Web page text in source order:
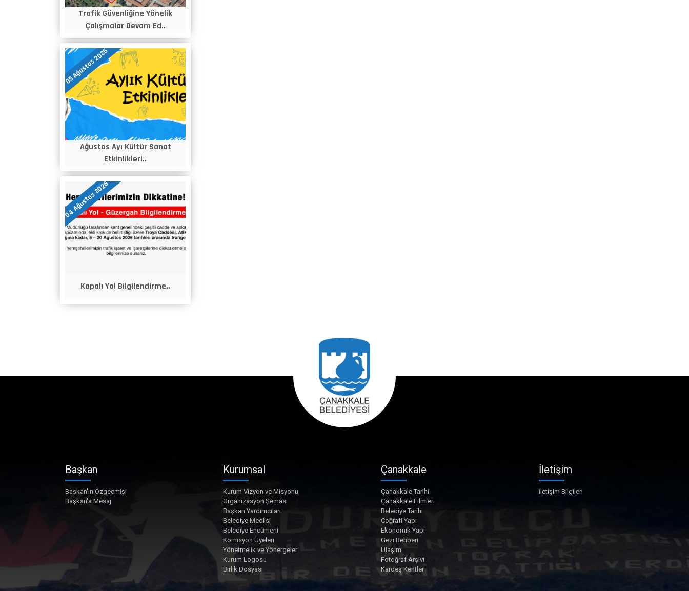
Trafik Güvenliğine Yönelik
Çalışmalar Devam Ed..
05 Ağustos 2026
Ağustos Ayı Kültür Sanat
Etkinlikleri..
04 Ağustos 2026
Kapalı Yol Bilgilendirme..
Başkan
Başkan'ın Özgeçmişi
Başkan'a Mesaj
Kurumsal
Kurum Vizyon ve Misyonu
Organizasyon Şeması
Başkan Yardımcıları
Belediye Meclisi
Belediye Encümeni
Komisyon Üyeleri
Yönetmelik ve Yönergeler
Kurum Logosu
Birlik Dosyası
Çanakkale
Çanakkale Tarihi
Çanakkale Filmleri
Belediye Tarihi
Coğrafi Yapı
Ekonomik Yapı
Gezi Rehberi
Ulaşım
Fotoğraf Arşivi
Kardeş Kentler
İletişim
iletişim Bilgileri